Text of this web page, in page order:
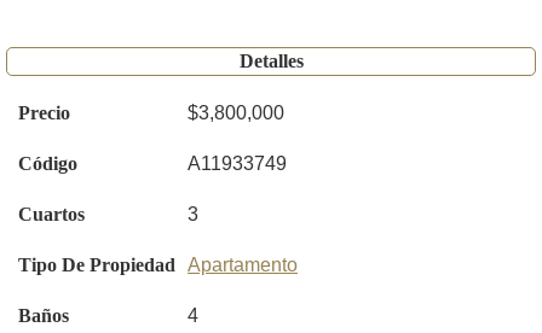
Detalles
Precio $3,800,000
Código A11933749
Cuartos 3
Tipo De Propiedad Apartamento
Baños 4